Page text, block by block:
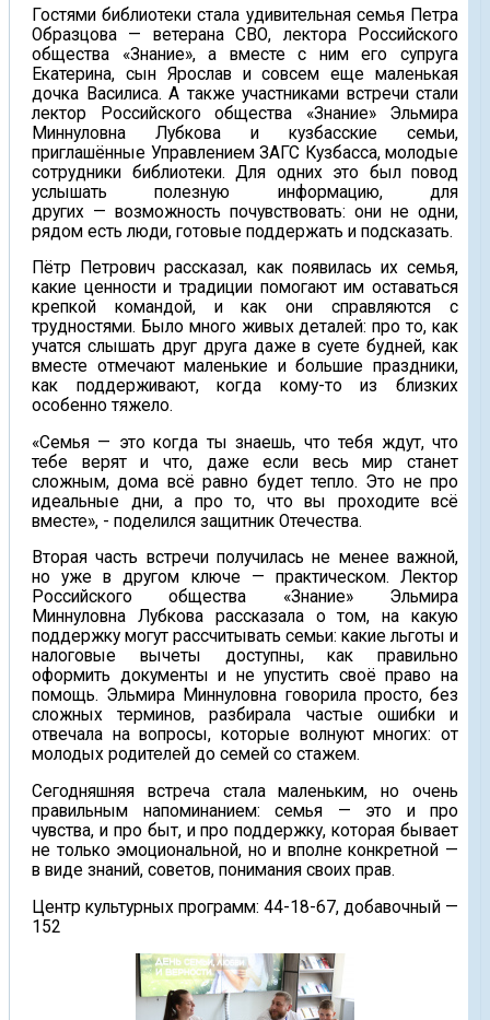
Гостями библиотеки стала удивительная семья Петра
Образцова — ветерана СВО, лектора Российского
общества «Знание», а вместе с ним его супруга
Екатерина, сын Ярослав и совсем еще маленькая
дочка Василиса. А также участниками встречи стали
лектор Российского общества «Знание» Эльмира
Миннуловна Лубкова и кузбасские семьи,
приглашённые Управлением ЗАГС Кузбасса, молодые
сотрудники библиотеки. Для одних это был повод
услышать полезную информацию, для
других — возможность почувствовать: они не одни,
рядом есть люди, готовые поддержать и подсказать.
Пётр Петрович рассказал, как появилась их семья,
какие ценности и традиции помогают им оставаться
крепкой командой, и как они справляются с
трудностями. Было много живых деталей: про то, как
учатся слышать друг друга даже в суете будней, как
вместе отмечают маленькие и большие праздники,
как поддерживают, когда кому-то из близких
особенно тяжело.
«Семья — это когда ты знаешь, что тебя ждут, что
тебе верят и что, даже если весь мир станет
сложным, дома всё равно будет тепло. Это не про
идеальные дни, а про то, что вы проходите всё
вместе», - поделился защитник Отечества.
Вторая часть встречи получилась не менее важной,
но уже в другом ключе — практическом. Лектор
Российского общества «Знание» Эльмира
Миннуловна Лубкова рассказала о том, на какую
поддержку могут рассчитывать семьи: какие льготы и
налоговые вычеты доступны, как правильно
оформить документы и не упустить своё право на
помощь. Эльмира Миннуловна говорила просто, без
сложных терминов, разбирала частые ошибки и
отвечала на вопросы, которые волнуют многих: от
молодых родителей до семей со стажем.
Сегодняшняя встреча стала маленьким, но очень
правильным напоминанием: семья — это и про
чувства, и про быт, и про поддержку, которая бывает
не только эмоциональной, но и вполне конкретной —
в виде знаний, советов, понимания своих прав.
Центр культурных программ: 44-18-67, добавочный —
152